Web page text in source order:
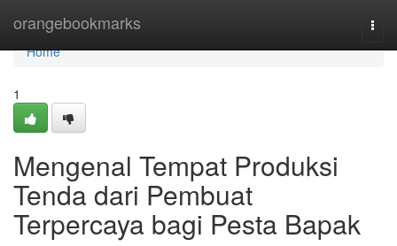
orangebookmarks
Home
Home
1
Mengenal Tempat Produksi
Tenda dari Pembuat
Terpercaya bagi Pesta Bapak